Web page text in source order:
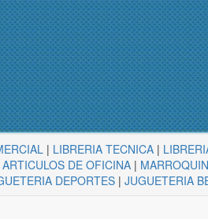
| LIBRERIA TECNICA |
ARTICULOS DE OFICINA|
DEPORTES| JUGUETERIA